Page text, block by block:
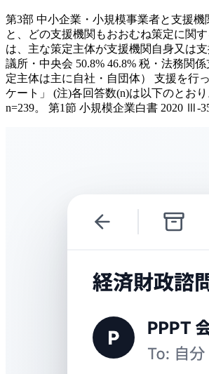
第3部 中小企業・小規模事業者と支援
と、どの支援機関もおおむね策定に関
は、主な策定主体が支援機関自身又は
議所・中央会 50.8% 46.8% 税・法務関
定主体は主に自社・自団体） 支援を行
ケート」 (注)各回答数(n)は以下のとお
n=239。 第1節 小規模企業白書 2020 Ⅲ-